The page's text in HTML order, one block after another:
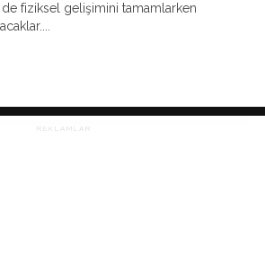
fiziksel gelişimini tamamlarken
REKLAMLAR